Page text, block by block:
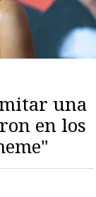
una
en los